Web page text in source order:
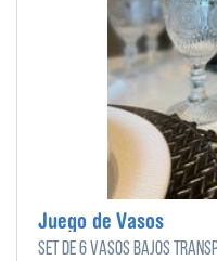
Juego de Vasos
Set de 6 Vasos bajos